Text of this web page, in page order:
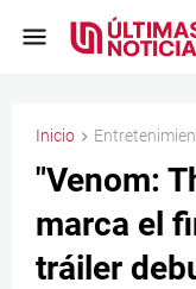
Inicio
"Venom:
marca el
tráiler